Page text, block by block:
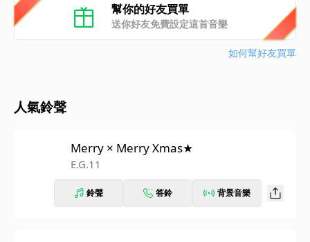
幫你的好友買單
送你好友免費設定這首音樂
如何幫好友買單
人氣鈴聲
Merry × Merry Xmas★
E.G.11
鈴聲 答鈴 背景音樂